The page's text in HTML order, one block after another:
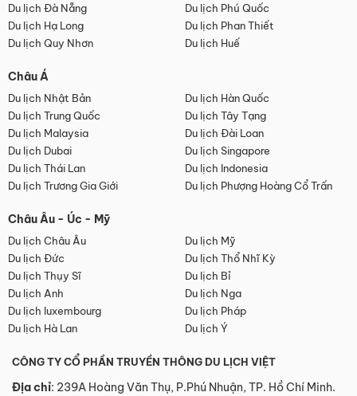
Du lịch Đà Nẵng
Du lịch Phú Quốc
Du lịch Hạ Long
Du lịch Phan Thiết
Du lịch Quy Nhơn
Du lịch Huế
Châu Á
Du lịch Nhật Bản
Du lịch Hàn Quốc
Du lịch Trung Quốc
Du lịch Tây Tạng
Du lịch Malaysia
Du lịch Đài Loan
Du lịch Dubai
Du lịch Singapore
Du lịch Thái Lan
Du lịch Indonesia
Du lịch Trương Gia Giới
Du lịch Phượng Hoàng Cổ Trấn
Châu Âu - Úc - Mỹ
Du lịch Châu Âu
Du lịch Mỹ
Du lịch Đức
Du lịch Thổ Nhĩ Kỳ
Du lịch Thụy Sĩ
Du lịch Bỉ
Du lịch Anh
Du lịch Nga
Du lịch luxembourg
Du lịch Pháp
Du lịch Hà Lan
Du lịch Ý
CÔNG TY CỔ PHẦN TRUYỀN THÔNG DU LỊCH VIỆT
Địa chỉ: 239A Hoàng Văn Thụ, P.Phú Nhuận, TP. Hồ Chí Minh.